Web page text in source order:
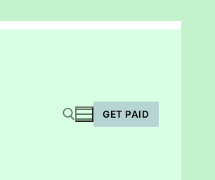
GET PAID